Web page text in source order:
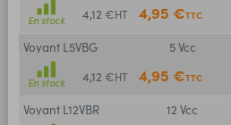
En stock 4,12 €HT 4,95 €TTC
Voyant L5VBG 5 Vcc
En stock 4,12 €HT 4,95 €TTC
Voyant L12VBR 12 Vcc